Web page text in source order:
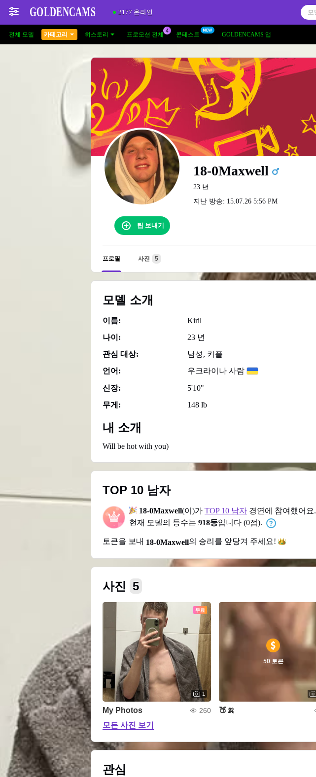
2177 온라인
전체 모델 카테고리 히스토리 프로모션 전체 콘테스트 GOLDENCAMS 앱
18-0Maxwell
23 년
지난 방송: 15.07.26 5:56 PM
팁 보내기
프로필 사진 5
모델 소개
이름:
Kiril
나이:
23 년
관심 대상:
남성, 커플
언어:
우크라이나 사람
신장:
5'10"
무게:
148 lb
내 소개
Will be hot with you)
TOP 10 남자
18-0Maxwell(이)가 TOP 10 남자 경연에 참여했어요.
현재 모델의 등수는 918등입니다 (0점).
토큰을 보내 18-0Maxwell의 승리를 앞당겨 주세요!
사진 5
무료
1
My Photos 260
50 토큰
🍑🍌
모든 사진 보기
관심